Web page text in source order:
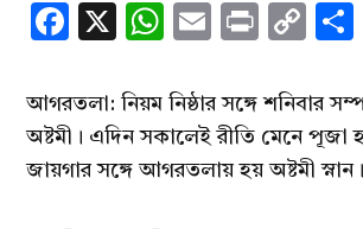
Facebook
X WhatsApp
EmailPrint
আগরতলা: নিয়ম নিষ্ঠার সঙ্গে শনিবার
অষ্টমী। এদিন সকালেই রীতি মেনে পূজা
জায়গার সঙ্গে আগরতলায় হয় অষ্টমী স্নান।